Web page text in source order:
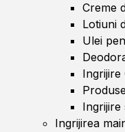
Creme
Lotiuni
Ulei
Ingrijire
Ingrijire
Ingrijirea